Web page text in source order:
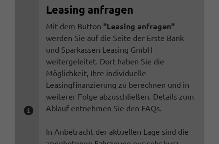
Leasing anfragen
Mit dem Button "Leasing anfragen"
werden Sie auf die Seite der Erste Bank
und Sparkassen Leasing GmbH
weitergeleitet. Dort haben Sie die
Möglichkeit, Ihre individuelle
Leasingfinanzierung zu berechnen und in
weiterer Folge abzuschließen. Details zum
Ablauf entnehmen Sie den FAQs.
In Anbetracht der aktuellen Lage sind die